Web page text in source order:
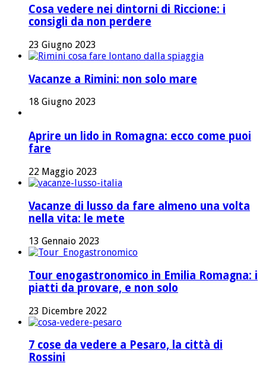
Cosa vedere nei dintorni di Riccione: i
consigli da non perdere
23 Giugno 2023
Vacanze a Rimini: non solo mare
18 Giugno 2023
Aprire un lido in Romagna: ecco come puoi
fare
22 Maggio 2023
Vacanze di lusso da fare almeno una volta
nella vita: le mete
13 Gennaio 2023
Tour enogastronomico in Emilia Romagna: i
piatti da provare, e non solo
23 Dicembre 2022
7 cose da vedere a Pesaro, la città di
Rossini